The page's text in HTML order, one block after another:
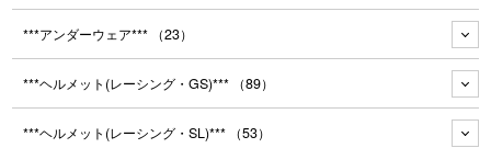
***アンダーウェア*** （23）
***ヘルメット(レーシング・GS)*** （89）
***ヘルメット(レーシング・SL)*** （53）